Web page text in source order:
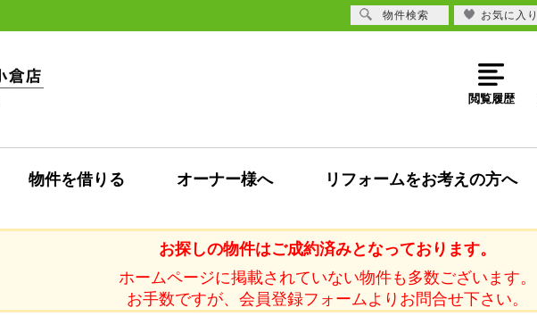
閲覧履歴
物件を借りる オーナー様へ リフォームをお考えの方へ
お探しの物件はご成約済みとなっております。
ホームページに掲載されていない物件も多数ございます。
お手数ですが、会員登録フォームよりお問合せ下さい。
物件検索 お気に入り